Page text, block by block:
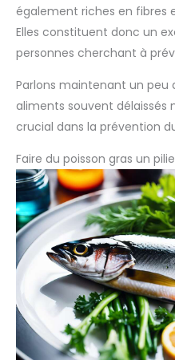
également riches en fibres
Elles constituent donc un
personnes cherchant à
Parlons maintenant un peu
aliments souvent délaissés
crucial dans la prévention
Faire du poisson gras un